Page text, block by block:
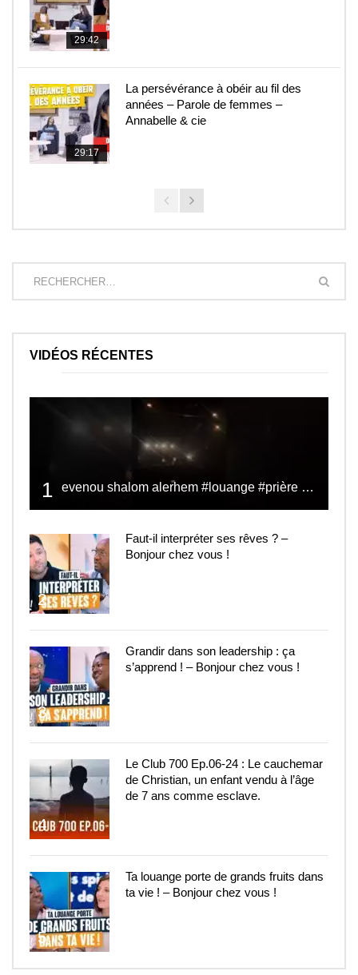
29:42
29:17
La persévérance à obéir au fil des
années – Parole de femmes –
Annabelle & cie
VIDÉOS RÉCENTES
1 evenou shalom alerhem #louange #prière #shalom
2
Faut-il interpréter ses rêves ? –
Bonjour chez vous !
3
Grandir dans son leadership : ça
s’apprend ! – Bonjour chez vous !
4
Le Club 700 Ep.06-24 : Le cauchemar
de Christian, un enfant vendu à l’âge
de 7 ans comme esclave.
5
Ta louange porte de grands fruits dans
ta vie ! – Bonjour chez vous !